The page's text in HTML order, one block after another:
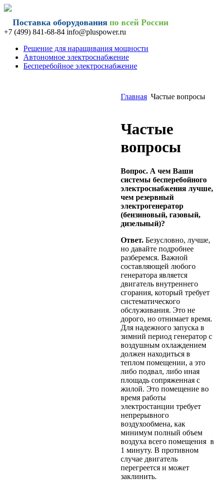
Поставка оборудования по всей России
+7 (499) 841-68-84 info@pluspower.ru
Решение для наращивания мощности
Автономное электроснабжение
Бесперебойное электроснабжение
Главная Частые вопросы
Частые
вопросы
Вопрос. А чем Ваши
системы бесперебойного
электроснабжения лучше,
чем резервный
электрогенератор
(бензиновый, газовый,
дизельный)?
Ответ. Безусловно, лучше,
но давайте подробнее
разберемся. Важной
составляющей любого
генератора является
двигатель внутреннего
сгорания, который требует
систематического
обслуживания. Это не
дорого, но отнимает время.
Для надежного запуска в
зимний период генератор с
воздушным охлаждением
должен находиться в
теплом помещении, а это
либо подвал, либо иная
площадь сопряженная с
жилой. Это помещение во
время работы
электростанции требует
непрерывного
воздухообмена, как
минимум полный объем
воздуха всего помещения в
1 минуту. В противном
случае двигатель
перегреется и может
заклинить.